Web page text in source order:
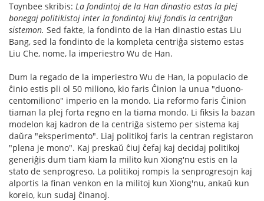
Toynbee skribis: La fondintoj de la Han dinastio estas la plej
bonegaj politikistoj inter la fondintoj kiuj fondis la centriĝan
sistemon. Sed fakte, la fondinto de la Han dinastio estas Liu
Bang, sed la fondinto de la kompleta centriĝa sistemo estas
Liu Che, nome, la imperiestro Wu de Han.
Dum la regado de la imperiestro Wu de Han, la populacio de
ĉinio estis pli ol 50 miliono, kio faris Ĉinion la unua "duono-
centomiliono" imperio en la mondo. Lia reformo faris Ĉinion
tiaman la plej forta regno en la tiama mondo. Li fiksis la bazan
modelon kaj kadron de la centriĝa sistemo per sistema kaj
daŭra "eksperimento". Liaj politikoj faris la centran registaron
"plena je mono". Kaj preskaŭ ĉiuj ĉefaj kaj decidaj politikoj
generiĝis dum tiam kiam la milito kun Xiong'nu estis en la
stato de senprogreso. La politikoj rompis la senprogresojn kaj
alportis la finan venkon en la militoj kun Xiong'nu, ankaŭ kun
koreio, kun sudaj ĉinanoj.